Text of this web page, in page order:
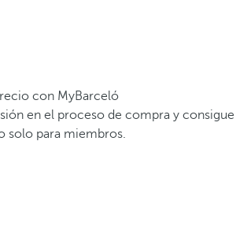
con MyBarceló
en el proceso de compra y consigue
solo para miembros.